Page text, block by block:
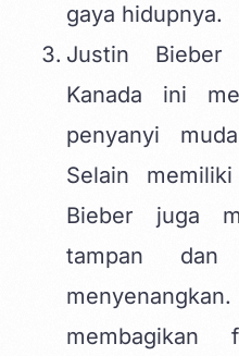
gaya hidupnya.
Justin
Kanada ini
penyanyi
Selain
Bieber juga
tampan dan